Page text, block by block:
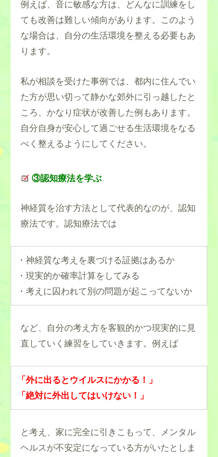
例えば、音に敏感な方は、どんなに訓練をし
ても改善は難しい傾向があります。このよう
な場合は、自分の生活環境を整える必要もあ
ります。
私が相談を受けた事例では、都内に住んでい
た方が思い切って静かな郊外に引っ越したと
ころ、かなり症状が改善した例もあります。
自分自身が安心して過ごせる生活環境をなる
べく整えるようにしてください。
③認知療法を学ぶ
神経質を治す方法として代表的なのが、認知
療法です。認知療法では
・神経質な考えを裏づける証拠はあるか
・現実的か確率計算をしてみる
・考えに囚われて別の問題が起こってないか
など、自分の考え方を客観的かつ現実的に見
直していく練習をしていきます。例えば
「外に出るとウイルスにかかる！」
「絶対に外出してはいけない！」
と考え、家に完全に引きこもって、メンタル
ヘルスが不安定になっている方がいたとしま